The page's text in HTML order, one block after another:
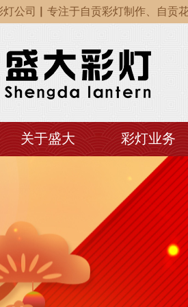
司▏专注于自贡彩灯制作、自贡花
司▏专注于自贡彩灯制作、自贡花
关于盛大 彩灯业务